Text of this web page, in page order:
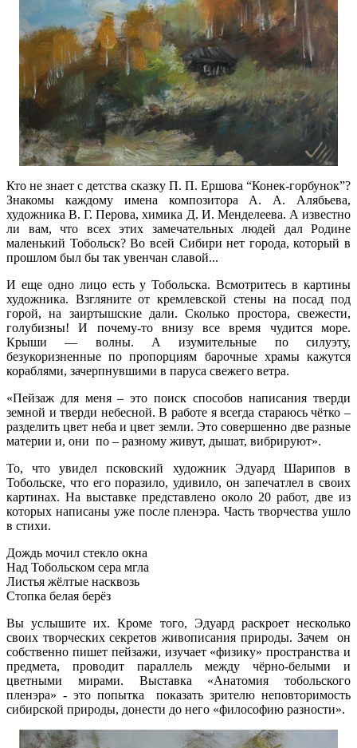
Кто не знает с детства сказку П. П. Ершова “Конек-горбунок”?
Знакомы каждому имена композитора А. А. Алябьева,
художника В. Г. Перова, химика Д. И. Менделеева. А известно
ли вам, что всех этих замечательных людей дал Родине
маленький Тобольск? Во всей Сибири нет города, который в
прошлом был бы так увенчан славой...
И еще одно лицо есть у Тобольска. Всмотритесь в картины
художника. Взгляните от кремлевской стены на посад под
горой, на заиртышские дали. Сколько простора, свежести,
голубизны! И почему-то внизу все время чудится море.
Крыши — волны. А изумительные по силуэту,
безукоризненные по пропорциям барочные храмы кажутся
кораблями, зачерпнувшими в паруса свежего ветра.
«Пейзаж для меня – это поиск способов написания тверди
земной и тверди небесной. В работе я всегда стараюсь чётко –
разделить цвет неба и цвет земли. Это совершенно две разные
материи и, они по – разному живут, дышат, вибрируют».
То, что увидел псковский художник Эдуард Шарипов в
Тобольске, что его поразило, удивило, он запечатлел в своих
картинах. На выставке представлено около 20 работ, две из
которых написаны уже после пленэра. Часть творчества ушло
в стихи.
Дождь мочил стекло окна
Над Тобольском сера мгла
Листья жёлтые насквозь
Стопка белая берёз
Вы услышите их. Кроме того, Эдуард раскроет несколько
своих творческих секретов живописания природы. Зачем он
собственно пишет пейзажи, изучает «физику» пространства и
предмета, проводит параллель между чёрно-белыми и
цветными мирами. Выставка «Анатомия тобольского
пленэра» - это попытка показать зрителю неповторимость
сибирской природы, донести до него «философию разности».